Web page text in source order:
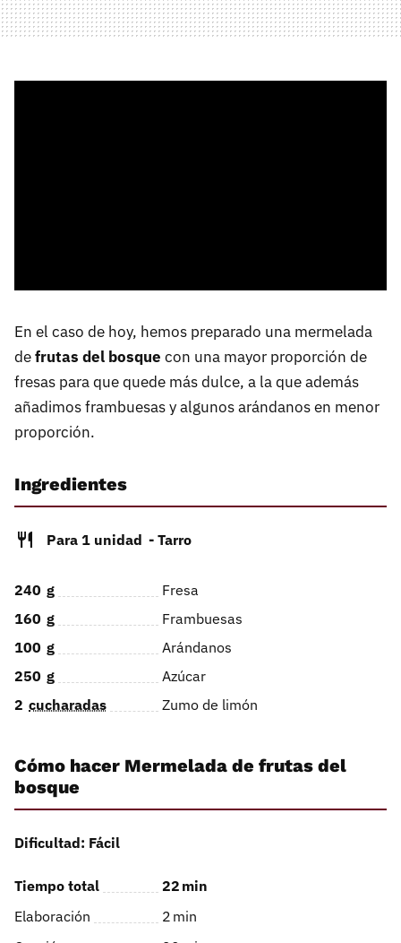
En el caso de hoy, hemos preparado una mermelada
defrutas del bosque con una mayor proporción de
fresas para que quede más dulce, a la que además
añadimos frambuesas y algunos arándanos en menor
proporción.
Ingredientes
Para 1 unidad - Tarro
240 g
Fresa
160 g
Frambuesas
100 g
Arándanos
250 g
Azúcar
2 cucharadas Zumo de limón
Cómo hacer Mermelada de frutas del
bosque
Dificultad: Fácil
Tiempo total 22 min
Elaboración
2 min